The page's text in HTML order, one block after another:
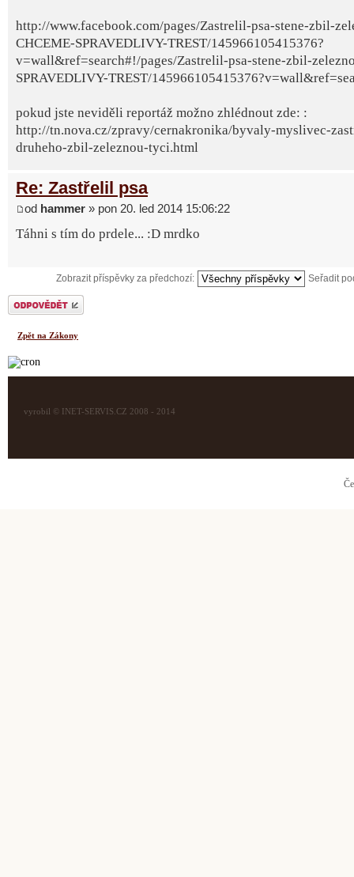
http://www.facebook.com/pages/Zastrelil-psa-stene-zbil-
CHCEME-SPRAVEDLIVY-TREST/145966105415376?
v=wall&ref=search#!/pages/Zastrelil-psa-stene-zbil-
SPRAVEDLIVY-TREST/
pokud jste neviděli reportáž možno zhlédnout zde: :
http://tn.nova.cz/zpravy/cernakronika/byvaly-myslivec-
druheho-zbil-zeleznou-tyci.html
Re: Zastřelil psa
od hammer » pon 20. led 2014 15:06:22
Táhni s tím do prdele... :D mrdko
Zobrazit příspěvky za předchozí: Seřadit
Odeslat odpověď
Zpět na Zákony
vyrobil © INET-SERVIS.CZ 2008 - 2014